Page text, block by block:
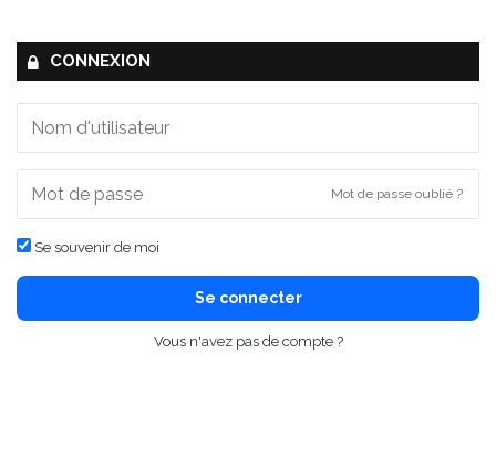
CONNEXION
Mot de passe oublié ?
Se souvenir de moi
Se connecter
Vous n'avez pas de compte ?